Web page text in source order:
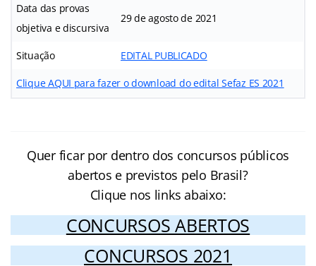
Data das provas
objetiva e discursiva
29 de agosto de 2021
Situação EDITAL PUBLICADO
Clique AQUI para fazer o download do edital Sefaz ES 2021
Quer ficar por dentro dos concursos públicos
abertos e previstos pelo Brasil?
Clique nos links abaixo:
CONCURSOS ABERTOS
CONCURSOS 2021